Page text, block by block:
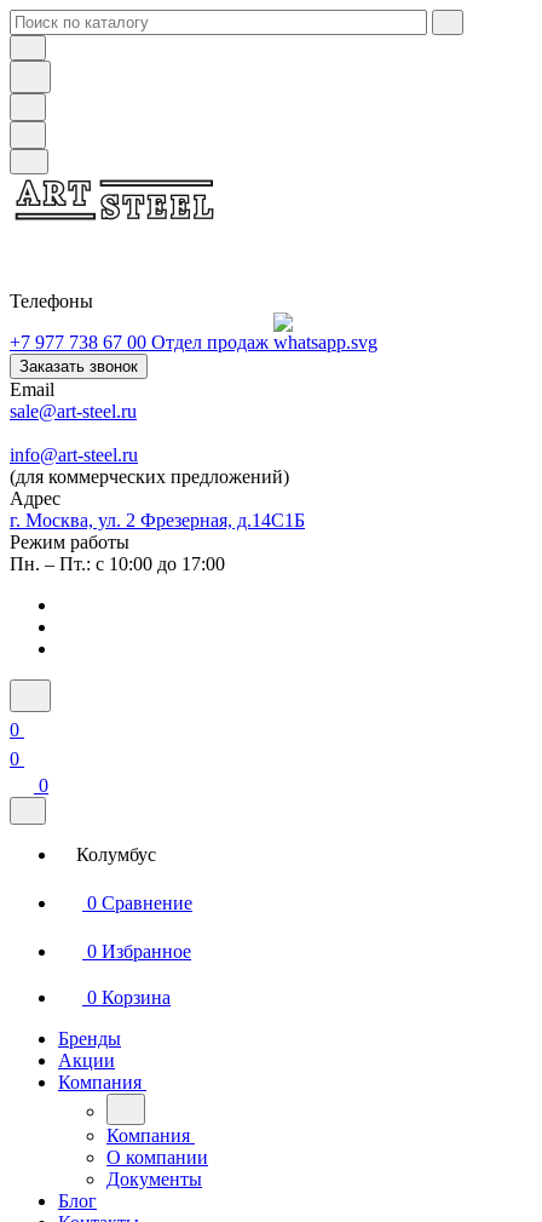
Телефоны
+7 977 738 67 00 Отдел продаж
Заказать звонок
Email
sale@art-steel.ru
info@art-steel.ru
(для коммерческих предложений)
Адрес
г. Москва, ул. 2 Фрезерная, д.14С1Б
Режим работы
Пн. – Пт.: с 10:00 до 17:00
0
0
0
Колумбус
0 Сравнение
0 Избранное
0 Корзина
Бренды
Акции
Компания
Компания
О компании
Документы
Блог